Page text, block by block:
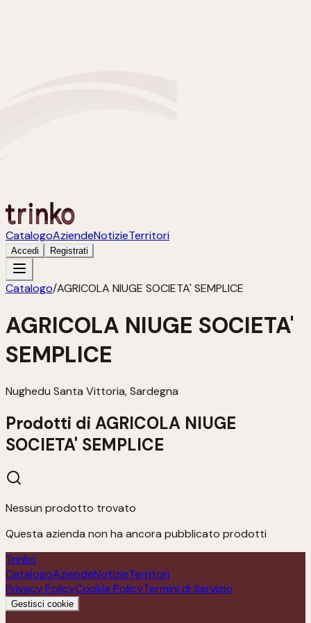
CatalogoAziendeNotizieTerritori
Accedi Registrati
Catalogo/AGRICOLA NIUGE SOCIETA' SEMPLICE
AGRICOLA NIUGE SOCIETA'
SEMPLICE
Nughedu Santa Vittoria, Sardegna
Prodotti di AGRICOLA NIUGE
SOCIETA' SEMPLICE
Nessun prodotto trovato
Questa azienda non ha ancora pubblicato prodotti
Trinko
CatalogoAziendeNotizieTerritori
Privacy PolicyCookie PolicyTermini di Servizio
Gestisci cookie